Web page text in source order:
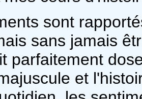
sont
sans jamais
parfaitement
et